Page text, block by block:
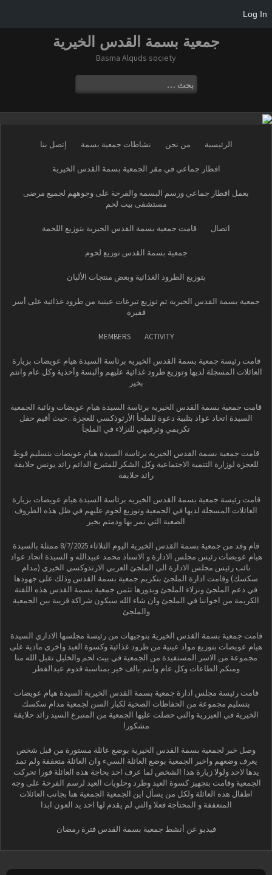
إ
جمعية بسمة القدس الخيرية
Basma Alquds society
ل
الرئيسية من نحن نشاطات جمعية بسمة إتصل بنا
افطار جماعي في مقر الجمعية بسمة القدس الخيرية
بعمل افطار جماعي ورسم البسمه والفرحة على وجوههم لجميع مرضى
مستشفى بيت لحم
اتصال قامت جمعية بسمة القدس الخيرية بتوزيع اللحمة
جمعية بسمة القدس توزيع لحوم
بتوزيع الطرود الغذائية وبعض منتجات الألبان
جمعية بسمة القدس الخيرية تم توزيع تبرعات عينية من طرود غذائية على أسر
فقيرة
ACTIVITY
MEMBERS
قامت رئيسة جمعية بسمة القدس الخيريه برئاسة السيدة هيام عويضات بزيارة
العائلات المسجلة لديها وتوزيع طرود غذائية عليهم وألبسة وأحذية وكل عام وانتم
بخير
قامت جمعية بسمة القدس الخيريه برئاسة السيدة هيام عويضات ونائبة الجمعية
السيدة اتحاد عواد بتلبية دعوة للملجأ الأرثوذكسي للعجزة ..حيث أقيم حفل
تكريمي وترفيهي للنزلاء في الملجأ
قامت جمعية بسمة القدس الخيريه برئاسة السيدة هيام عويضات بتسليم فوط
للعجزة لوزارة التنمية الاجتماعية وكل الشكر للمتبرع الدائم رائد يونس حلايقة
رائد حلايقة
قامت رئيسة جمعية بسمة القدس الخيريه برئاسة السيدة هيام عويضات بزيارة
العائلات المسجلة لديها في الجمعية وتوزيع لحوم عليهم في ظل هذه الظروف
الصعبة التي نمر بها ودمتم بخير
قام وفد من جمعية بسمة القدس الخيرية اليوم الثلاثاء 8/7/2025 ممثلة بالسيدة
هيام عويضات رئيس مجلس الادارة و الاستاذ محمد عبيدالله و السيدة اتحاد عواد
نائب رئيس مجلس الادارة الى الملجئ العربي الارثذوكسي الخيري (مدام
سكسك) وقامت ادارة الملجئ بتكريم جمعية بسمة القدس وذلك على جهودها
في دعم الملجئ ونزلاء الملجئ وبدورها تثمن جمعية بسمة القدس هذه اللفتة
الكريمة من اخواننا في الملجئ وان شاء الله سيكون شراكة قريبة بين الجمعية
والملجئ
قامت جمعية بسمة القدس الخيرية بتوجيهات من رئيسة مجلسها الاداري السيدة
هيام عويضات بتوزيع مواد عينية من طرود غذائية وكسوة العيد واخرى مادية على
مجموعة من الاسر المستفيدة من الجمعية في بيت لحم والخليل تقبل الله منا
ومنكم الطاعات وكل عام وانتم بالف خير بمناسبة قدوم عيدالفطر
قامت رئيسة مجلس ادارة جمعية بسمة القدس الخيرية السيدة هيام عويضات
بتسليم مجموعة من الحفاظات الصحية لكبار السن لجمعية مدام سكسك
الخيرية في العيزرية والتي حصلت عليها الجمعية من المتبرع السيد رائد حلايقة
مشكورا
وصل خبر لجمعية بسمة القدس الخيرية بوضع عائلة مستورة من قبل شخص
يعرف وضعهم واخبر الجمعية بوضع العائلة السيء وان العائلة متعففة ولم تمد
يدها لاحد ولولا زيارة هذا الشخص لما عرف احد بحاجة هذه العائلة فورا تحركت
الجمعية وقامت بتجهيز كسوة العيد وطرد وحلويات العيد لرسم الفرحة على وجه
اطفال هذه العائلة ولكل من يسأل اين الجمعية الجمعية هنا بجانب العائلات
المتعففة و المحتاجة فعلا والتي لم يقدم لها احد يد العون ابدا
فيديو عن أنشط جمعية بسمة القدس فترة رمضان
Log In